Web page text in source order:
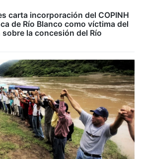
carta incorporación del COPINH
de Río Blanco como víctima del
la concesión del Río